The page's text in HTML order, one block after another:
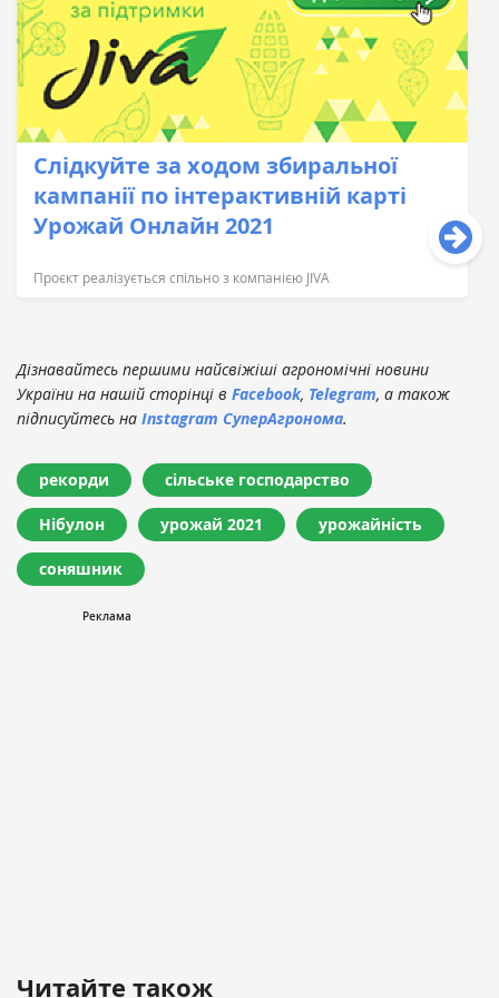
Слідкуйте за ходом збиральної
кампанії по інтерактивній карті
Урожай Онлайн 2021
Проєкт реалізується спільно з компанією JIVA
Дізнавайтесь першими найсвіжіші агрономічні новини
України на нашій сторінці в Facebook, Telegram, а також
підписуйтесь на Instagram СуперАгронома.
рекорди сільське господарство
Нібулон урожай 2021 урожайність
соняшник
Читайте також